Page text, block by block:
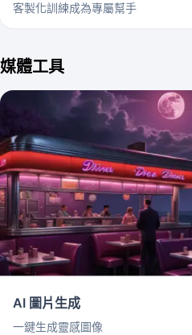
客製化訓練成為專屬幫手
媒體工具
AI 圖片生成
一鍵生成靈感圖像